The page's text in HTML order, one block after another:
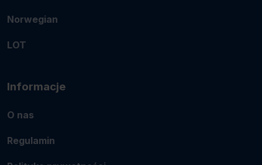
Norwegian
LOT
Informacje
O nas
Regulamin